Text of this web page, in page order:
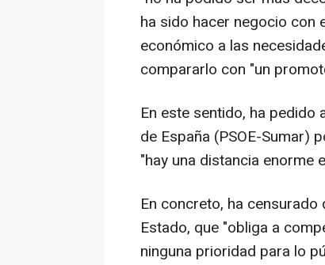
ha sido hacer negocio con
económico a las
compararlo con "un
En este sentido, ha pedido
de España (PSOE-Sumar)
"hay una distancia enorme
En concreto, ha
Estado, que "obliga a
ninguna prioridad para lo